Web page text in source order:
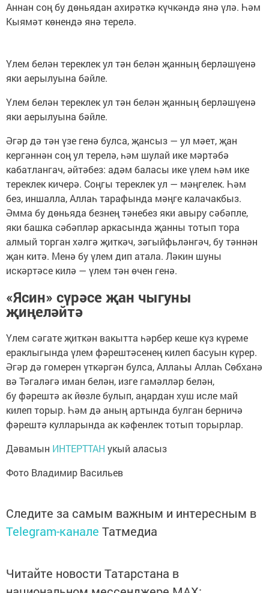
Аннан соң бу дөньядан ахирәткә күчкәндә янә үлә. Һәм
Кыямәт көнендә янә терелә.
Үлем белән тереклек ул тән белән җанның берләшүенә
яки аерылуына бәйле.
Үлем белән тереклек ул тән белән җанның берләшүенә
яки аерылуына бәйле.
Әгәр дә тән үзе генә булса, җансыз — ул мәет, җан
кергәннән соң ул терелә, һәм шулай ике мәртәбә
кабатлангач, әйтәбез: адәм баласы ике үлем һәм ике
тереклек кичерә. Соңгы тереклек ул — мәңгелек. Һәм
без, иншалла, Аллаһ тарафында мәңге калачакбыз.
Әмма бу дөньяда безнең тәнебез яки авыру сәбәпле,
яки башка сәбәпләр аркасында җанны тотып тора
алмый торган хәлгә җиткәч, зәгыйфьләнгәч, бу тәннән
җан китә. Менә бу үлем дип атала. Ләкин шуны
искәртәсе килә — үлем тән өчен генә.
«Ясин» сүрәсе җан чыгуны
җиңеләйтә
Үлем сәгате җиткән вакытта һәрбер кеше күз күреме
ераклыгында үлем фәрештәсенең килеп басуын күрер.
Әгәр дә гомерен үткәргән булса, Аллаһы Аллаһ Сөбханә
вә Тәгаләгә иман белән, изге гамәлләр белән,
бу фәрештә ак йөзле булып, аңардан хуш исле май
килеп торыр. Һәм дә аның артында булган берничә
фәрештә кулларында ак кәфенлек тотып торырлар.
Дәвамын ИНТЕРТТАН укый аласыз
Фото Владимир Васильев
Следите за самым важным и интересным в
Telegram-канале Татмедиа
Читайте новости Татарстана в